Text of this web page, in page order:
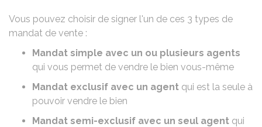
Vous pouvez choisir de signer l'un de ces 3 types de
mandat de vente :
Mandat simple avec un ou plusieurs agents
qui vous permet de vendre le bien vous-même
Mandat exclusif avec un agent qui est la seule à
pouvoir vendre le bien
Mandat semi-exclusif avec un seul agent qui